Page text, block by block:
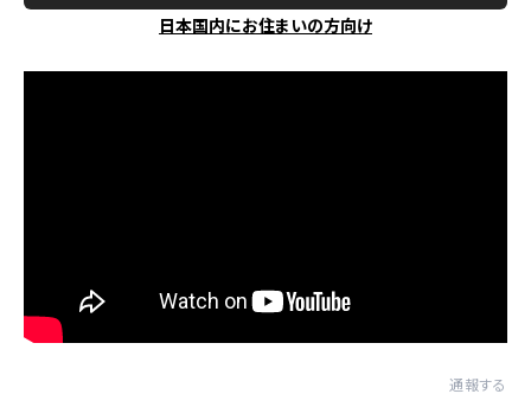
日本国内にお住まいの方向け
通報する